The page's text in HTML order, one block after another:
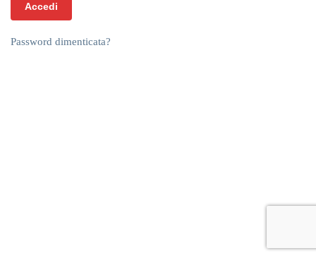
Accedi
Password dimenticata?